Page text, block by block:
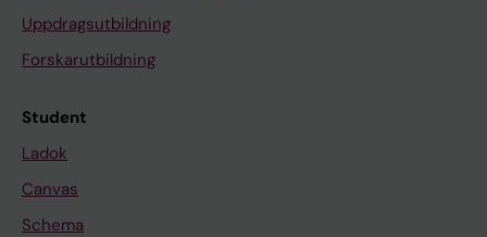
Uppdragsutbildning
Forskarutbildning
Student
Ladok
Canvas
Schema